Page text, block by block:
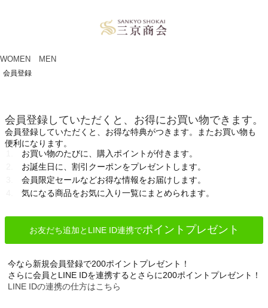
WOMEN MEN
会員登録
会員登録していただくと、お得にお買い物できます。
会員登録していただくと、お得な特典がつきます。またお買い物も
便利になります。
お買い物のたびに、購入ポイントが付きます。
お誕生日に、割引クーポンをプレゼントします。
会員限定セールなどお得な情報をお届けします。
気になる商品をお気に入り一覧にまとめられます。
お友だち追加とLINE ID連携でポイントプレゼント
今なら新規会員登録で200ポイントプレゼント！
さらに会員とLINE IDを連携するとさらに200ポイントプレゼント！
LINE IDの連携の仕方はこちら